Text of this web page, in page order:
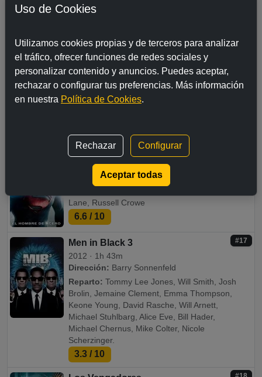
Bellucci, Naomie Harris, Dave Bautista, Andrew
Scott.
Piratas del Caribe: La venganza de
Salazar
2017 · 2h 9m
Dirección: Joachim Rønning, Espen Sandberg
Reparto: Johnny Depp, Javier Bardem,
El hombre de acero
2013 · 2h 28m
Dirección: Zack Snyder
Lane, Russell Crowe
6.6 / 10
#17
Men in Black 3
2012 · 1h 43m
Dirección: Barry Sonnenfeld
Reparto: Tommy Lee Jones, Will Smith, Josh
Brolin, Jemaine Clement, Emma Thompson,
Keone Young, David Rasche, Will Arnett,
Michael Stuhlbarg, Alice Eve, Bill Hader,
Michael Chernus, Mike Colter, Nicole
Scherzinger.
3.3 / 10
Uso de Cookies
Utilizamos cookies propias y de terceros para analizar
el tráfico, ofrecer funciones de redes sociales y
personalizar contenido y anuncios. Puedes aceptar,
rechazar o configurar tus preferencias. Más información
en nuestra Política de Cookies.
Rechazar Configurar
Aceptar todas